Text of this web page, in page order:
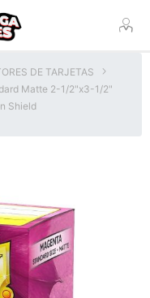
DE TARJETAS
Matte 2-1/2"x3-1/2"
Shield